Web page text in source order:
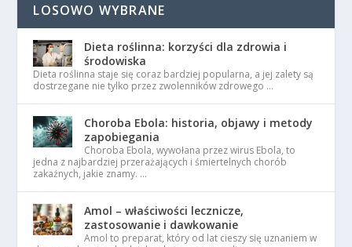
LOSOWO WYBRANE
Dieta roślinna: korzyści dla zdrowia i
środowiska
Dieta roślinna staje się coraz bardziej popularna, a jej zalety są
dostrzegane nie tylko przez zwolenników zdrowego …
Choroba Ebola: historia, objawy i metody
zapobiegania
Choroba Ebola, wywołana przez wirus Ebola, to
jedna z najbardziej przerażających i śmiertelnych chorób
zakaźnych, jakie znamy. …
Amol – właściwości lecznicze,
zastosowanie i dawkowanie
Amol to preparat, który od lat cieszy się uznaniem w